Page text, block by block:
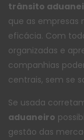
trânsito
que as
eficácia. Com
organizadas e
companhias
centrais, sem se
Se usada
aduaneiro
gestão das